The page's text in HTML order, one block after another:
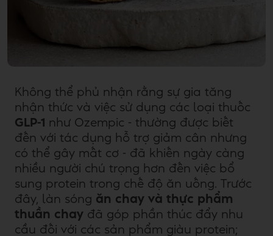
Không thể phủ nhận rằng sự gia tăng
nhận thức và việc sử dụng các loại thuốc
GLP-1
như Ozempic - thường được biết
đến với tác dụng hỗ trợ giảm cân nhưng
có thể gây mất cơ - đã khiến ngày càng
nhiều người chú trọng hơn đến việc bổ
sung protein trong chế độ ăn uống. Trước
đây, làn sóng ăn chay và thực phẩm
thuần chay đã góp phần thúc đẩy nhu
cầu đối với các sản phẩm giàu protein;